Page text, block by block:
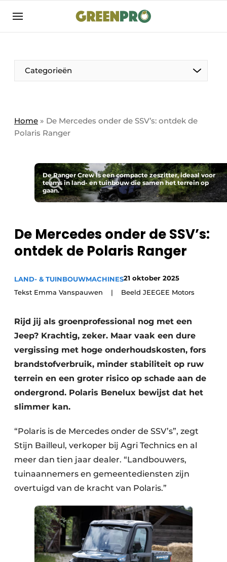
Aanmelden
Bedrijven
Bedrijven
Direct contact
Evenement aanmelden
groenprofessional
Meest gelezen
Nieuwsbrief
Privacy / Cookie statement
Vacature aanmelden
Categorieën
Home » De Mercedes onder de SSV’s: ontdek de
Polaris Ranger
De Ranger Crew is een compacte zeszitter, ideaal voor
teams in land- en tuinbouw die samen het terrein op
gaan.
De Mercedes onder de SSV’s:
ontdek de Polaris Ranger
LAND- & TUINBOUWMACHINES21 oktober 2025
Tekst Emma Vanspauwen | Beeld JEEGEE Motors
Rijd jij als groenprofessional nog met een
Jeep? Krachtig, zeker. Maar vaak een dure
vergissing met hoge onderhoudskosten, fors
brandstofverbruik, minder stabiliteit op ruw
terrein en een groter risico op schade aan de
ondergrond. Polaris Benelux bewijst dat het
slimmer kan.
“Polaris is de Mercedes onder de SSV’s”, zegt
Stijn Bailleul, verkoper bij Agri Technics en al
meer dan tien jaar dealer. “Landbouwers,
tuinaannemers en gemeentediensten zijn
overtuigd van de kracht van Polaris.”